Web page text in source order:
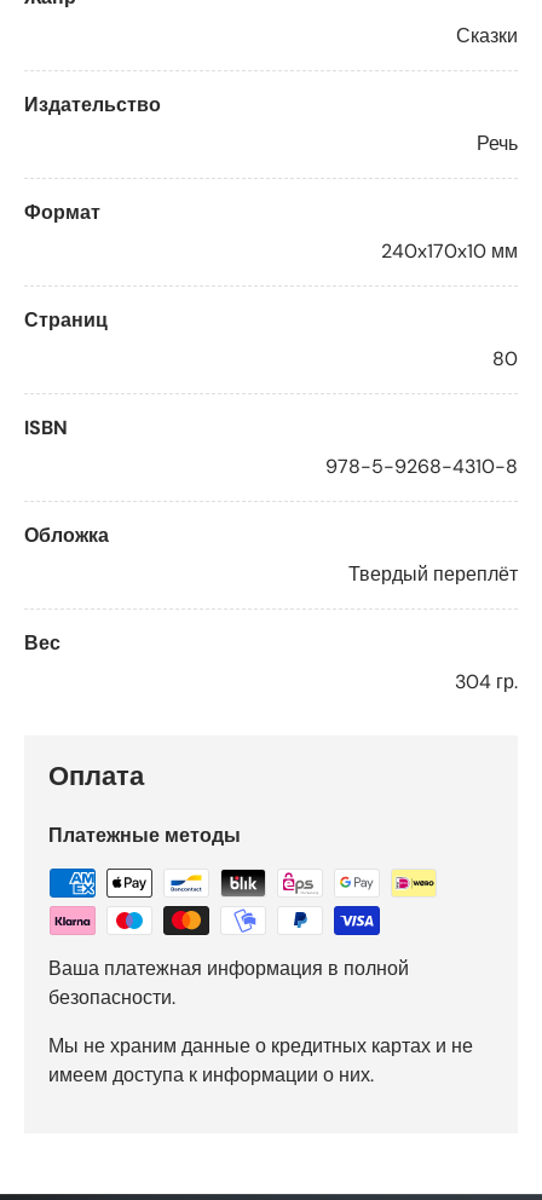
Сказки
Издательство
Речь
Формат
240x170x10 мм
Страниц
80
ISBN
978-5-9268-4310-8
Обложка
Твердый переплёт
Вес
304 гр.
Оплата
Платежные методы
Ваша платежная информация в полной
безопасности.
Мы не храним данные о кредитных картах и не
имеем доступа к информации о них.